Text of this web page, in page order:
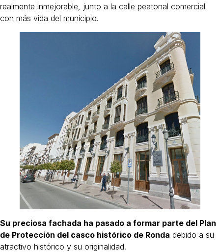
realmente inmejorable, junto a la calle peatonal comercial
con más vida del municipio.
Su preciosa fachada ha pasado a formar parte del Plan
de Protección del casco histórico de Ronda debido a su
atractivo histórico y su originalidad.